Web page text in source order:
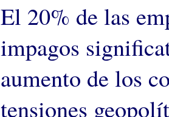
El 20% de las
impagos
aumento de los
tensiones